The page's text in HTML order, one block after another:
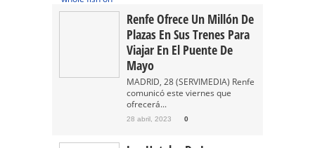
Renfe Ofrece Un Millón De
Plazas En Sus Trenes Para
Viajar En El Puente De
Mayo
MADRID, 28 (SERVIMEDIA) Renfe
comunicó este viernes que
ofrecerá...
28 abril, 2023 0